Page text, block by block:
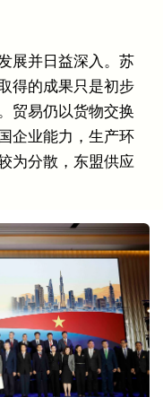
展并日益深入。苏
得的成果只是初步
贸易仍以货物交换
企业能力，生产环
为分散，东盟供应